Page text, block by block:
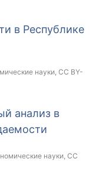
в Республике
науки, CC BY-
анализ в
науки, CC